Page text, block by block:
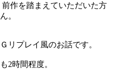
作を踏まえていただいた方
。
リプレイ風のお話です。
2時間程度。